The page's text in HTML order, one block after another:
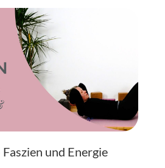
und Energie